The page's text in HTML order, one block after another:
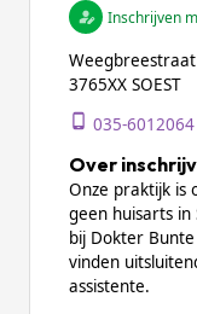
Inschrijven
3765XX SOEST
035-6012064
Over
Onze praktijk is
geen huisarts in
bij Dokter
vinden
assistente.